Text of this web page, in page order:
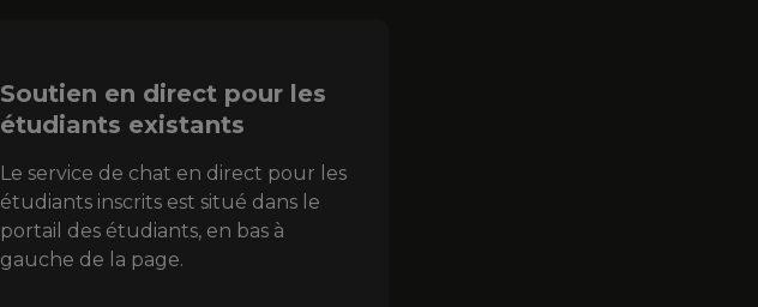
Soutien en direct pour les
étudiants existants
Le service de chat en direct pour les
étudiants inscrits est situé dans le
portail des étudiants, en bas à
gauche de la page.